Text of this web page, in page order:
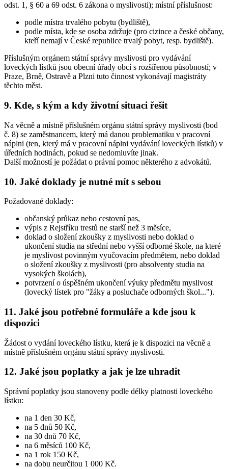
odst. 1, § 60 a 69 odst. 6 zákona o myslivosti); místní příslušnost:
podle místra trvalého pobytu (bydliště),
podle místa, kde se osoba zdržuje (pro cizince a české občany,
kteří nemají v České republice trvalý pobyt, resp. bydliště).
Příslušným orgánem státní správy myslivosti pro vydávání
loveckých lístků jsou obecní úřady obcí s rozšířenou působností; v
Praze, Brně, Ostravě a Plzni tuto činnost vykonávají magistráty
těchto měst.
9. Kde, s kým a kdy životní situaci řešit
Na věcně a místně příslušném orgánu státní správy myslivosti (bod
č. 8) se zaměstnancem, který má danou problematiku v pracovní
náplni (ten, který má v pracovní náplni vydávání loveckých lístků) v
úředních hodinách, pokud se nedomluvíte jinak.
Další možností je požádat o právní pomoc některého z advokátů.
10. Jaké doklady je nutné mít s sebou
Požadované doklady:
občanský průkaz nebo cestovní pas,
výpis z Rejstříku trestů ne starší než 3 měsíce,
doklad o složení zkoušky z myslivosti nebo doklad o
ukončení studia na střední nebo vyšší odborné škole, na které
je myslivost povinným vyučovacím předmětem, nebo doklad
o složení zkoušky z myslivosti (pro absolventy studia na
vysokých školách),
potvrzení o úspěšném ukončení výuky předmětu myslivost
(lovecký lístek pro "žáky a posluchače odborných škol...").
11. Jaké jsou potřebné formuláře a kde jsou k
dispozici
Žádost o vydání loveckého lístku, která je k dispozici na věcně a
místně příslušném orgánu státní správy myslivosti.
12. Jaké jsou poplatky a jak je lze uhradit
Správní poplatky jsou stanoveny podle délky platnosti loveckého
lístku:
na 1 den 30 Kč,
na 5 dnů 50 Kč,
na 30 dnů 70 Kč,
na 6 měsíců 100 Kč,
na 1 rok 150 Kč,
na dobu neurčitou 1 000 Kč.